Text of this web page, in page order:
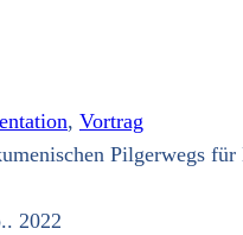
, Vortrag
Pilgerwegs
2022